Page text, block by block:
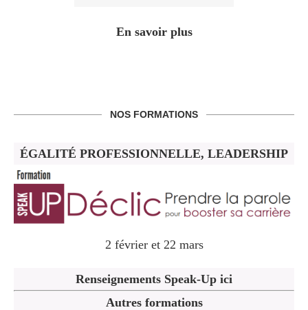
En savoir plus
NOS FORMATIONS
ÉGALITÉ PROFESSIONNELLE, LEADERSHIP
2 février et 22 mars
Renseignements Speak-Up ici
Autres formations